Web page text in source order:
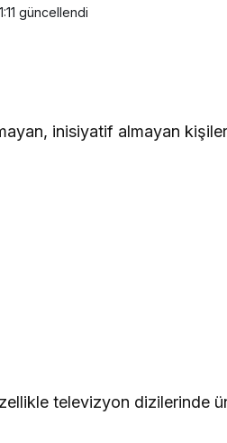
güncellendi
inisiyatif almayan
televizyon dizilerinde